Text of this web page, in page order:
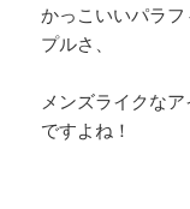
かっこいいパラ
プルさ、
メンズライクな
ですよね！